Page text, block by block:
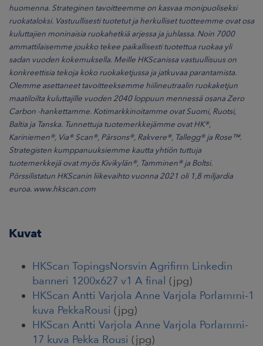
huomenna. Strateginen tavoitteemme on kasvaa monipuoliseksi
ruokataloksi. Vastuullisesti tuotetut ja herkulliset tuotteemme ovat osa
kuluttajien moninaisia ruokahetkiä arjessa ja juhlassa. Noin 7000
ammattilaisemme joukko tekee paikallisesti tuotettua ruokaa yli
sadan vuoden kokemuksella. Meille HKScanissa vastuullisuus on
konkreettisia tekoja koko ruokaketjussa ja jatkuvaa parantamista.
Olemme asettaneet tavoitteeksemme hiilineutraalin ruokaketjun
maatiloilta kuluttajille vuoden 2040 loppuun mennessä osana Zero
Carbon -hankettamme. Kotimarkkinoitamme ovat Suomi, Ruotsi,
Baltia ja Tanska. Tunnettuja tuotemerkkejämme ovat HK®,
Kariniemen®, Via® Scan®, Pärsons®, Rakvere®, Tallegg® ja Rose™.
Strategisten kumppanuuksiemme kautta yhtiön tuttuja
tuotemerkkejä ovat myös Kivikylän®, Tamminen® ja Boltsi.
Pörssilistatun HKScanin liikevaihto vuonna 2021 oli 1,8 miljardia
euroa. www.hkscan.com
Kuvat
HKScan TopingsNorsvin Agrifirm Linkedin
banneri 1200x627 v1 A final (jpg)
HKScan Antti Varjola Anne Varjola Porlammi-1
kuva PekkaRousi (jpg)
HKScan Antti Varjola Anne Varjola Porlammi-
17 kuva Pekka Rousi (jpg)